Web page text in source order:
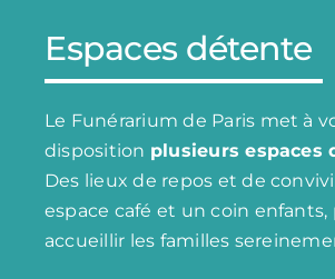
Nos services
Nos équipements
Espaces détente
Le Funérarium de Paris met à
disposition plusieurs espaces
Des lieux de repos et de
espace café et un coin enfants,
accueillir les familles